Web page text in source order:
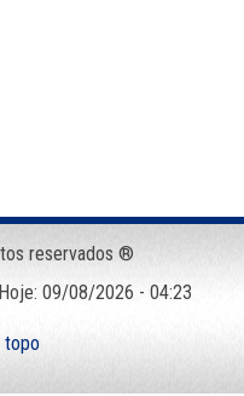
reservados ®
09/08/2026 - 04:23
topo